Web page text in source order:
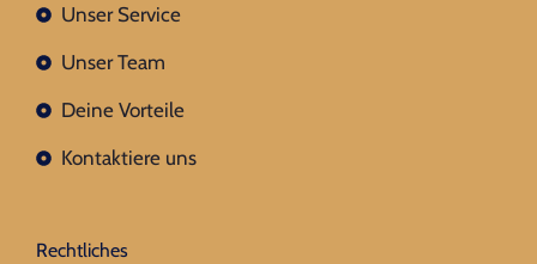
Unser Service
Unser Team
Deine Vorteile
Kontaktiere uns
Rechtliches